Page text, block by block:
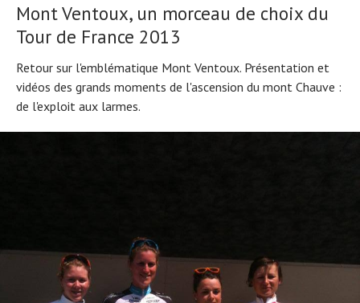
Mont Ventoux, un morceau de choix du
Tour de France 2013
Retour sur l'emblématique Mont Ventoux. Présentation et
vidéos des grands moments de l'ascension du mont Chauve :
de l'exploit aux larmes.